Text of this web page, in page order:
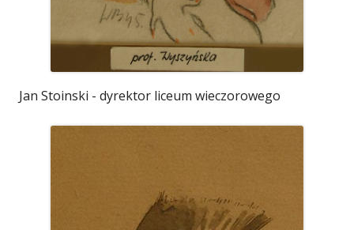
Jan Stoinski - dyrektor liceum wieczorowego